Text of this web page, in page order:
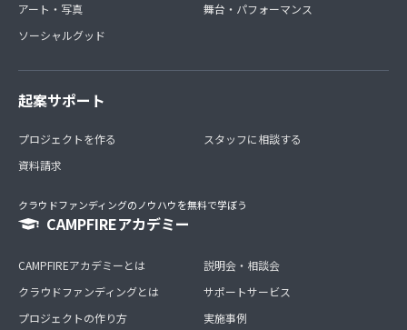
アート・写真
ソーシャルグッド
舞台・パフォーマンス
起案サポート
プロジェクトを作る
資料請求
スタッフに相談する
クラウドファンディングのノウハウを無料で学ぼう
CAMPFIREアカデミー
CAMPFIREアカデミーとは
クラウドファンディングとは
プロジェクトの作り方
説明会・相談会
サポートサービス
実施事例